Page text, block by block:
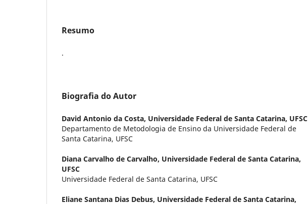
Resumo
.
Biografia do Autor
David Antonio da Costa, Universidade Federal de Santa Catarina, UFSC
Departamento de Metodologia de Ensino da Universidade Federal de
Santa Catarina, UFSC
Diana Carvalho de Carvalho, Universidade Federal de Santa Catarina,
UFSC
Universidade Federal de Santa Catarina, UFSC
Eliane Santana Dias Debus, Universidade Federal de Santa Catarina,